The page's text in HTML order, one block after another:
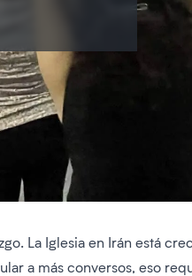
La Iglesia en Irán está
a más conversos, eso